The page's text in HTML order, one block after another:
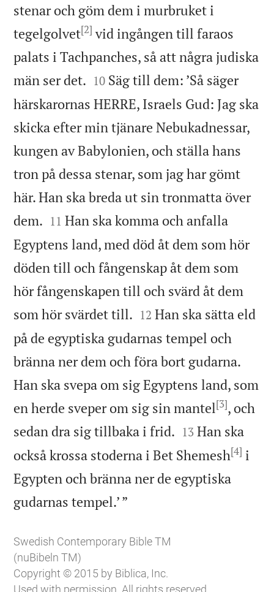
stenar och göm dem i murbruket i
tegelgolvet[2] vid ingången till faraos
palats i Tachpanches, så att några judiska
män ser det. 

10 Säg till dem: ’Så säger
härskarornas HERRE, Israels Gud: Jag ska
skicka efter min tjänare Nebukadnessar,
kungen av Babylonien, och ställa hans
tron på dessa stenar, som jag har gömt
här. Han ska breda ut sin tronmatta över
dem. 

11 Han ska komma och anfalla
Egyptens land, med död åt dem som hör
döden till och fångenskap åt dem som
hör fångenskapen till och svärd åt dem
som hör svärdet till. 

12 Han ska sätta eld
på de egyptiska gudarnas tempel och
bränna ner dem och föra bort gudarna.
Han ska svepa om sig Egyptens land, som
en herde sveper om sig sin mantel[3], och
sedan dra sig tillbaka i frid. 

13 Han ska
också krossa stoderna i Bet Shemesh[4] i
Egypten och bränna ner de egyptiska
gudarnas tempel.’ ”
Swedish Contemporary Bible TM
(nuBibeln TM)
Copyright © 2015 by Biblica, Inc.
Used with permission. All rights reserved